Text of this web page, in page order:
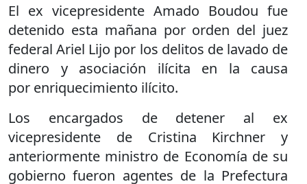
El ex vicepresidente Amado Boudou fue
detenido esta mañana por orden del juez
federal Ariel Lijo por los delitos de lavado de
dinero y asociación ilícita en la causa
por enriquecimiento ilícito.
Los encargados de detener al ex
vicepresidente de Cristina Kirchner y
anteriormente ministro de Economía de su
gobierno fueron agentes de la Prefectura